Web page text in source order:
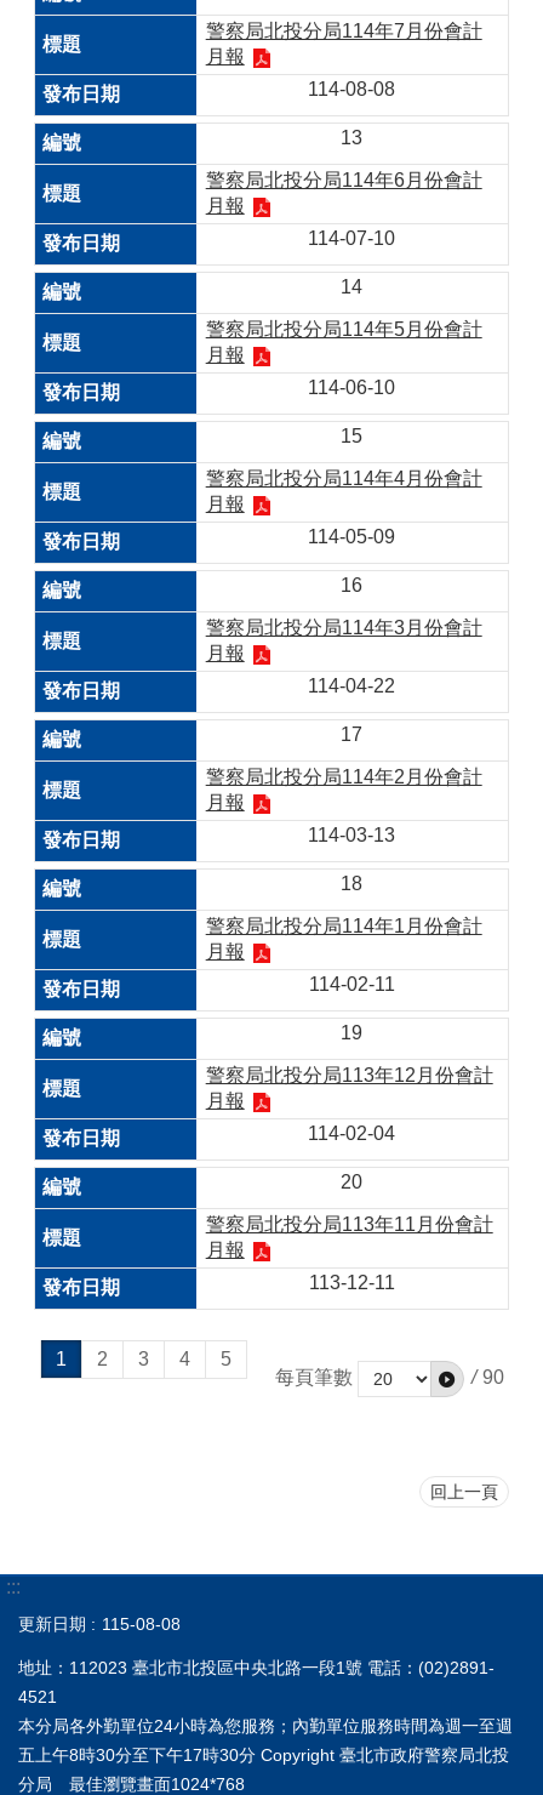
警察局北投分局114年7月份會計
月報
114-08-08
13
警察局北投分局114年6月份會計
月報
114-07-10
14
警察局北投分局114年5月份會計
月報
114-06-10
15
警察局北投分局114年4月份會計
月報
114-05-09
16
警察局北投分局114年3月份會計
月報
114-04-22
17
警察局北投分局114年2月份會計
月報
114-03-13
18
警察局北投分局114年1月份會計
月報
114-02-11
19
警察局北投分局113年12月份會計
月報
114-02-04
20
警察局北投分局113年11月份會計
月報
113-12-11
1 2 3 4
5
每頁筆數
/ 90
回上一頁
:::
更新日期 115-08-08
地址：112023 臺北市北投區中央北路一段1號 電話：(02)2891-
4521
本分局各外勤單位24小時為您服務；內勤單位服務時間為週一至週
五上午8時30分至下午17時30分 Copyright 臺北市政府警察局北投
分局 最佳瀏覽畫面1024*768